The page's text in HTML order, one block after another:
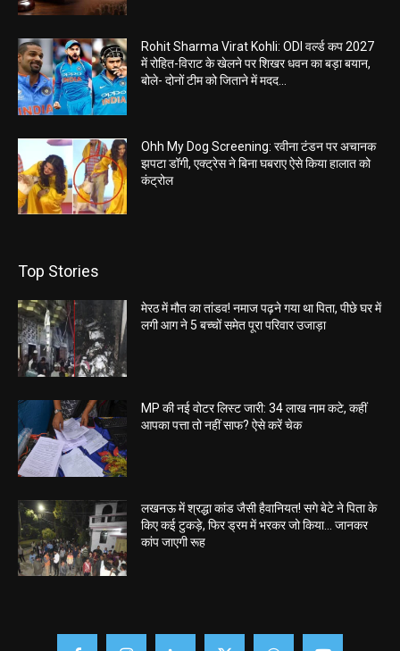
Rohit Sharma Virat Kohli: ODI वर्ल्ड कप 2027
में रोहित-विराट के खेलने पर शिखर धवन का बड़ा बयान,
बोले- दोनों टीम को जिताने में मदद...
Ohh My Dog Screening: रवीना टंडन पर अचानक
झपटा डॉगी, एक्ट्रेस ने बिना घबराए ऐसे किया हालात को
कंट्रोल
Top Stories
मेरठ में मौत का तांडव! नमाज पढ़ने गया था पिता, पीछे घर में
लगी आग ने 5 बच्चों समेत पूरा परिवार उजाड़ा
MP की नई वोटर लिस्ट जारी: 34 लाख नाम कटे, कहीं
आपका पत्ता तो नहीं साफ? ऐसे करें चेक
लखनऊ में श्रद्धा कांड जैसी हैवानियत! सगे बेटे ने पिता के
किए कई टुकड़े, फिर ड्रम में भरकर जो किया… जानकर
कांप जाएगी रूह